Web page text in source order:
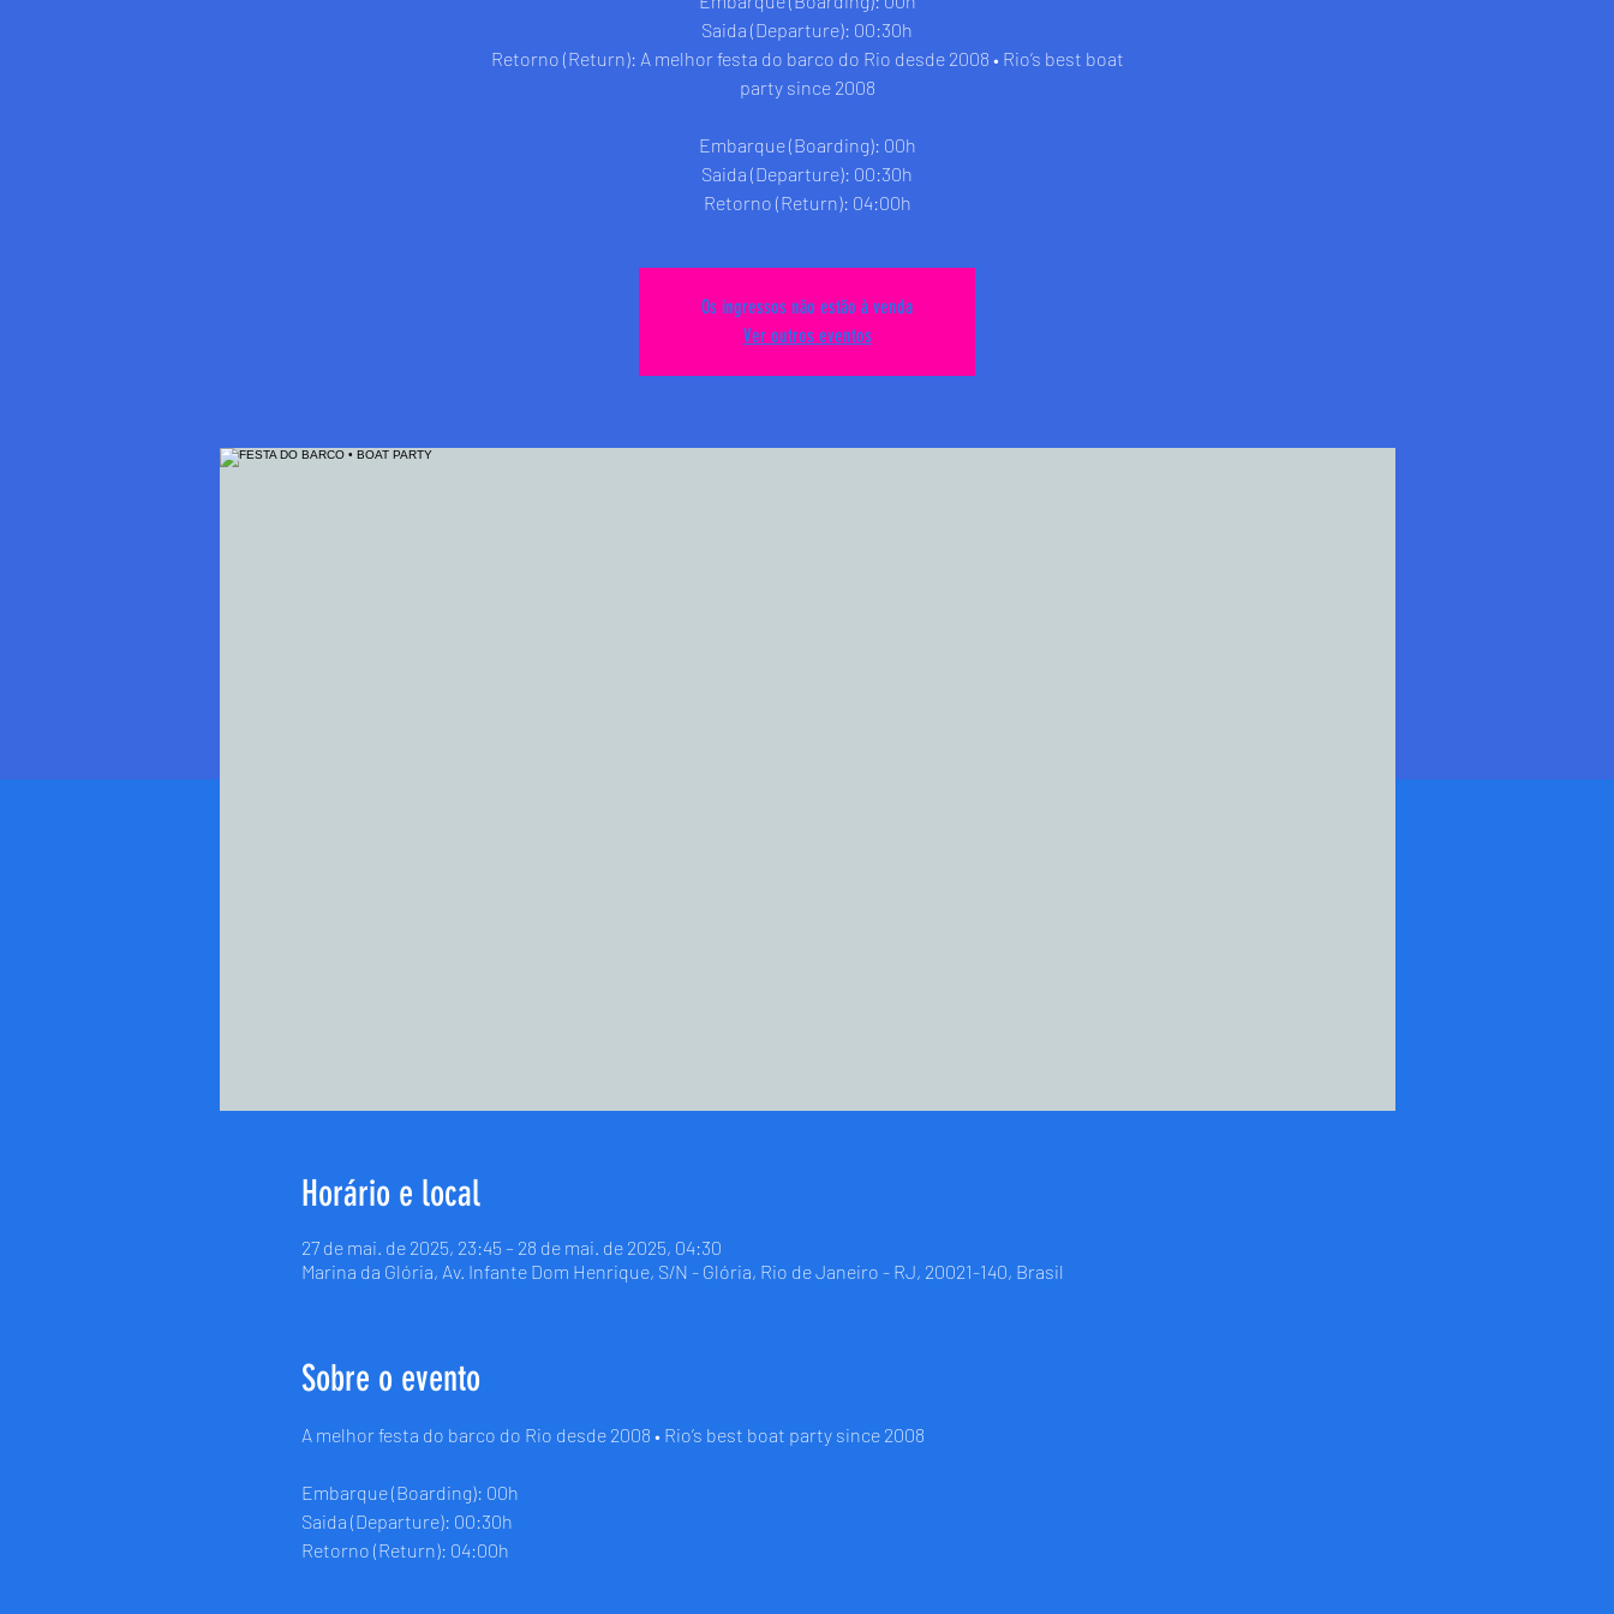
Saida (Departure): 00:30h
Retorno (Return): A melhor festa do barco do Rio desde 2008 • Rio’s best boat
party since 2008
Embarque (Boarding): 00h
Saida (Departure): 00:30h
Retorno (Return): 04:00h
Os ingressos não estão à venda
Ver outros eventos
Horário e local
27 de mai. de 2025, 23:45 – 28 de mai. de 2025, 04:30
Marina da Glória, Av. Infante Dom Henrique, S/N - Glória, Rio de Janeiro - RJ, 20021-140, Brasil
Sobre o evento
A melhor festa do barco do Rio desde 2008 • Rio’s best boat party since 2008
Embarque (Boarding): 00h
Saida (Departure): 00:30h
Retorno (Return): 04:00h